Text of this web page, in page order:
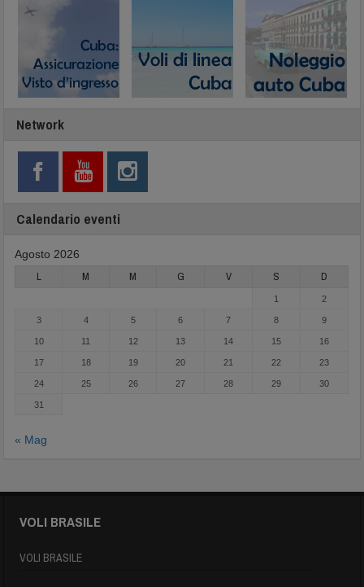
Network
Calendario eventi
Agosto 2026
L M M G V S D
1 2
3 4 5 6 7 8 9
10 11 12 13 14 15 16
17 18 19 20 21 22 23
24 25 26 27 28 29 30
31
« Mag
VOLI BRASILE
VOLI BRASILE